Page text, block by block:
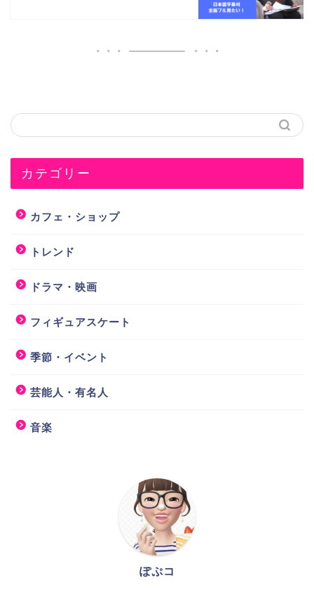
カテゴリー
カフェ・ショップ
トレンド
ドラマ・映画
フィギュアスケート
季節・イベント
芸能人・有名人
音楽
ぽぷコ